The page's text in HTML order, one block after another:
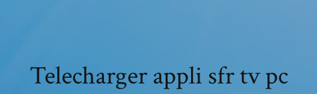
Telecharger appli sfr tv pc